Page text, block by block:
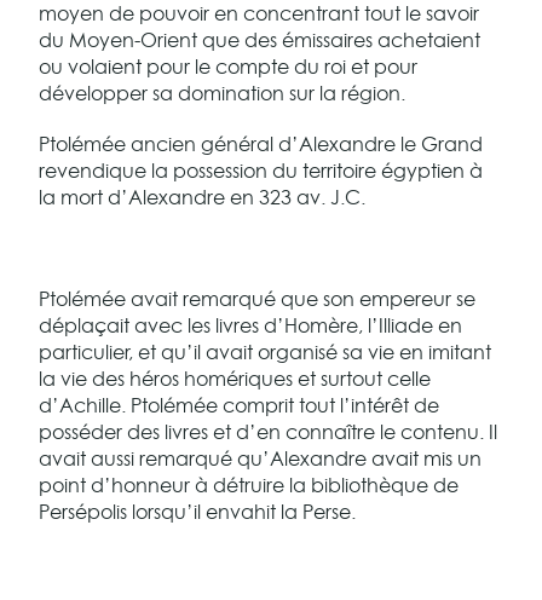
moyen de pouvoir en concentrant tout le savoir
du Moyen-Orient que des émissaires achetaient
ou volaient pour le compte du roi et pour
développer sa domination sur la région.
Ptolémée ancien général d’Alexandre le Grand
revendique la possession du territoire égyptien à
la mort d’Alexandre en 323 av. J.C.
Ptolémée avait remarqué que son empereur se
déplaçait avec les livres d’Homère, l’Illiade en
particulier, et qu’il avait organisé sa vie en imitant
la vie des héros homériques et surtout celle
d’Achille. Ptolémée comprit tout l’intérêt de
posséder des livres et d’en connaître le contenu. Il
avait aussi remarqué qu’Alexandre avait mis un
point d’honneur à détruire la bibliothèque de
Persépolis lorsqu’il envahit la Perse.